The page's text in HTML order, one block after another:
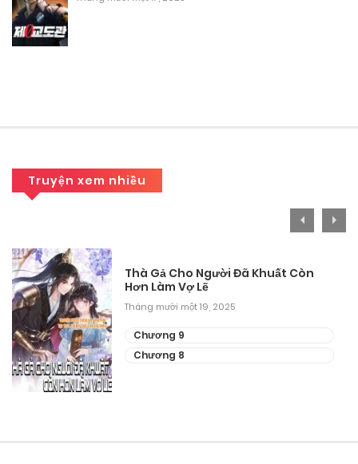
Truyện xem nhiều
Thà Gả Cho Người Đã Khuất Còn
Hơn Làm Vợ Lẽ
Tháng mười một 19, 2025
Chương 9
Chương 8